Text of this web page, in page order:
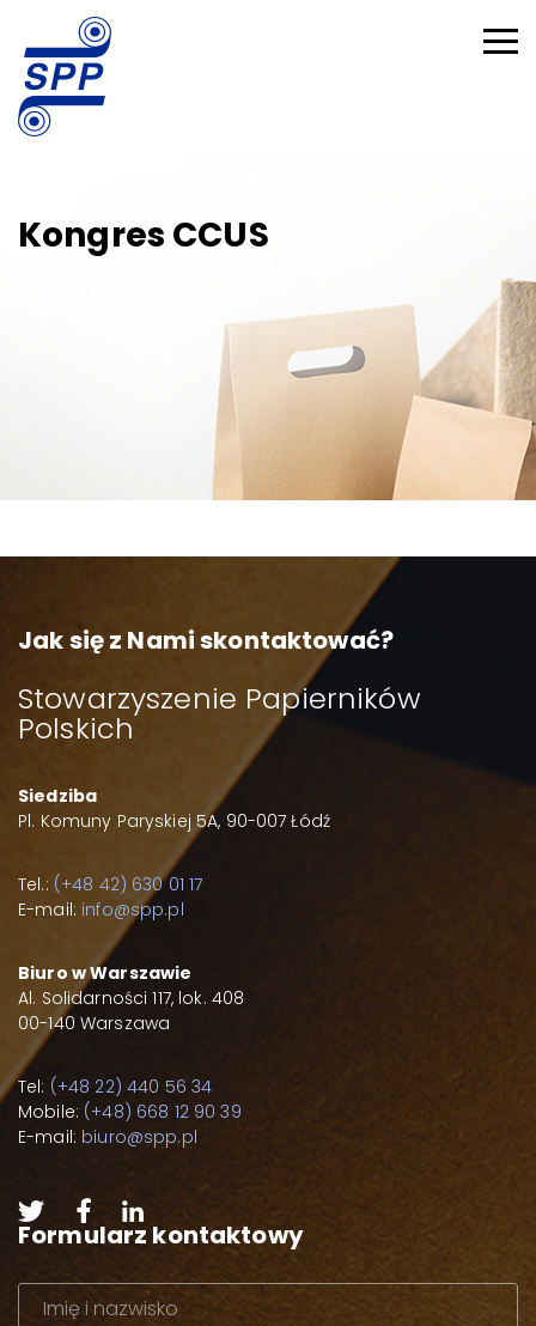
Kongres CCUS
Jak się z Nami skontaktować?
Stowarzyszenie Papierników
Polskich
Siedziba
Pl. Komuny Paryskiej 5A, 90-007 Łódź
Tel.: (+48 42) 630 01 17
E-mail: info@spp.pl
Biuro w Warszawie
Al. Solidarności 117, lok. 408
00-140 Warszawa
Tel: (+48 22) 440 56 34
Mobile: (+48) 668 12 90 39
E-mail: biuro@spp.pl
Formularz kontaktowy